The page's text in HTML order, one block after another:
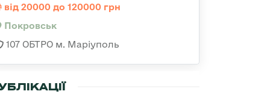
від 20000 до 120000 грн
Покровськ
107 ОБТРО м. Маріуполь